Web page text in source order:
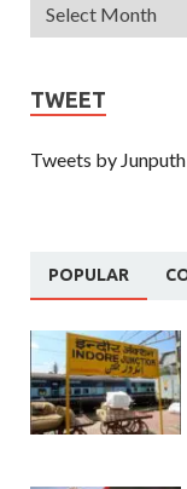
TWEET
Tweets by Junputh
POPULAR